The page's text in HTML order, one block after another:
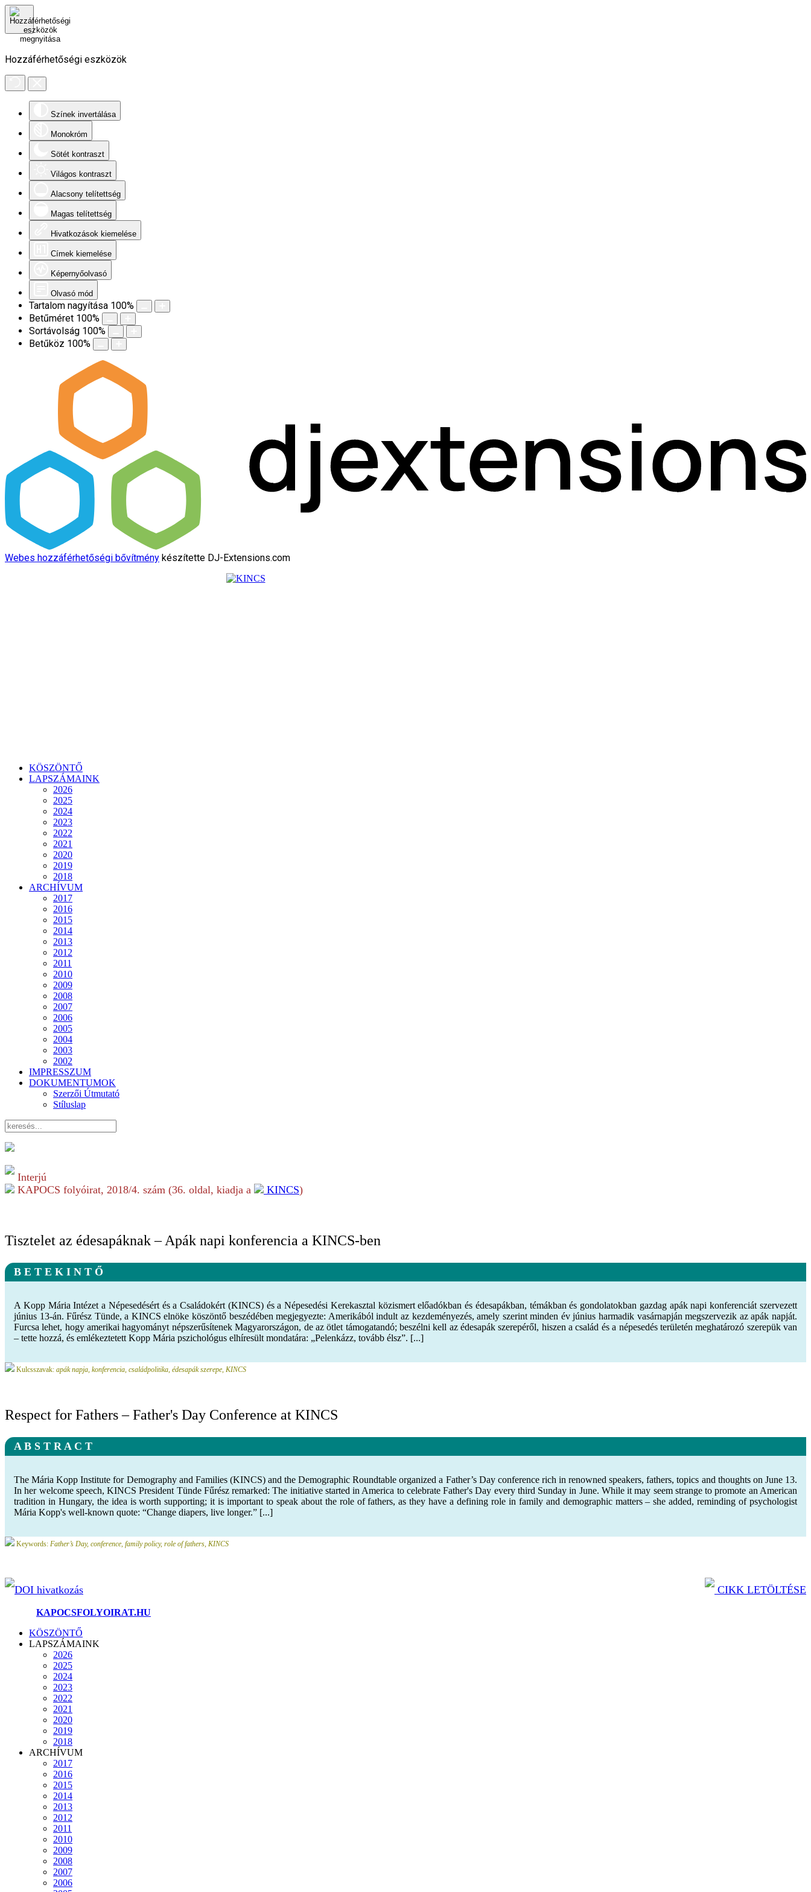
Hozzáférhetőségi eszközök
Színek invertálása
Monokróm
Sötét kontraszt
Világos kontraszt
Alacsony telítettség
Magas telítettség
Hivatkozások kiemelése
Címek kiemelése
Képernyőolvasó
Olvasó mód
Tartalom nagyítása 100%
Betűméret 100%
Sortávolság 100%
Betűköz 100%
Webes hozzáférhetőségi bővítmény készítette DJ-Extensions.com
KÖSZÖNTŐ
LAPSZÁMAINK
2026
2025
2024
2023
2022
2021
2020
2019
2018
ARCHÍVUM
2017
2016
2015
2014
2013
2012
2011
2010
2009
2008
2007
2006
2005
2004
2003
2002
IMPRESSZUM
DOKUMENTUMOK
Szerzői Útmutató
Stíluslap
Interjú
KAPOCS folyóirat, 2018/4. szám (36. oldal, kiadja a KINCS)
Tisztelet az édesapáknak – Apák napi konferencia a KINCS-ben
B E T E K I N T Ő
A Kopp Mária Intézet a Népesedésért és a Családokért (KINCS) és a Népesedési Kerekasztal közismert előadókban és édesapákban, témákban és gondolatokban gazdag apák napi konferenciát szervezett
június 13-án. Fűrész Tünde, a KINCS elnöke köszöntő beszédében megjegyezte: Amerikából indult az kezdeményezés, amely szerint minden év június harmadik vasárnapján megszervezik az apák napját.
Furcsa lehet, hogy amerikai hagyományt népszerűsítenek Magyarországon, de az ötlet támogatandó; beszélni kell az édesapák szerepéről, hiszen a család és a népesedés területén meghatározó szerepük van
– tette hozzá, és emlékeztetett Kopp Mária pszichológus elhíresült mondatára: „Pelenkázz, tovább élsz”. [...]
Kulcsszavak: apák napja, konferencia, családpolitika, édesapák szerepe, KINCS
Respect for Fathers – Father's Day Conference at KINCS
A B S T R A C T
The Mária Kopp Institute for Demography and Families (KINCS) and the Demographic Roundtable organized a Father’s Day conference rich in renowned speakers, fathers, topics and thoughts on June 13.
In her welcome speech, KINCS President Tünde Fűrész remarked: The initiative started in America to celebrate Father's Day every third Sunday in June. While it may seem strange to promote an American
tradition in Hungary, the idea is worth supporting; it is important to speak about the role of fathers, as they have a defining role in family and demographic matters – she added, reminding of psychologist
Mária Kopp's well-known quote: “Change diapers, live longer.” [...]
Keywords: Father’s Day, conference, family policy, role of fathers, KINCS
DOI hivatkozás CIKK LETÖLTÉSE
KAPOCSFOLYOIRAT.HU
KÖSZÖNTŐ
LAPSZÁMAINK
2026
2025
2024
2023
2022
2021
2020
2019
2018
ARCHÍVUM
2017
2016
2015
2014
2013
2012
2011
2010
2009
2008
2007
2006